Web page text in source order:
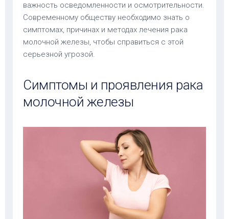
важность осведомленности и осмотрительности.
Современному обществу необходимо знать о
симптомах, причинах и методах лечения рака
молочной железы, чтобы справиться с этой
серьезной угрозой.
Симптомы и проявления рака
молочной железы